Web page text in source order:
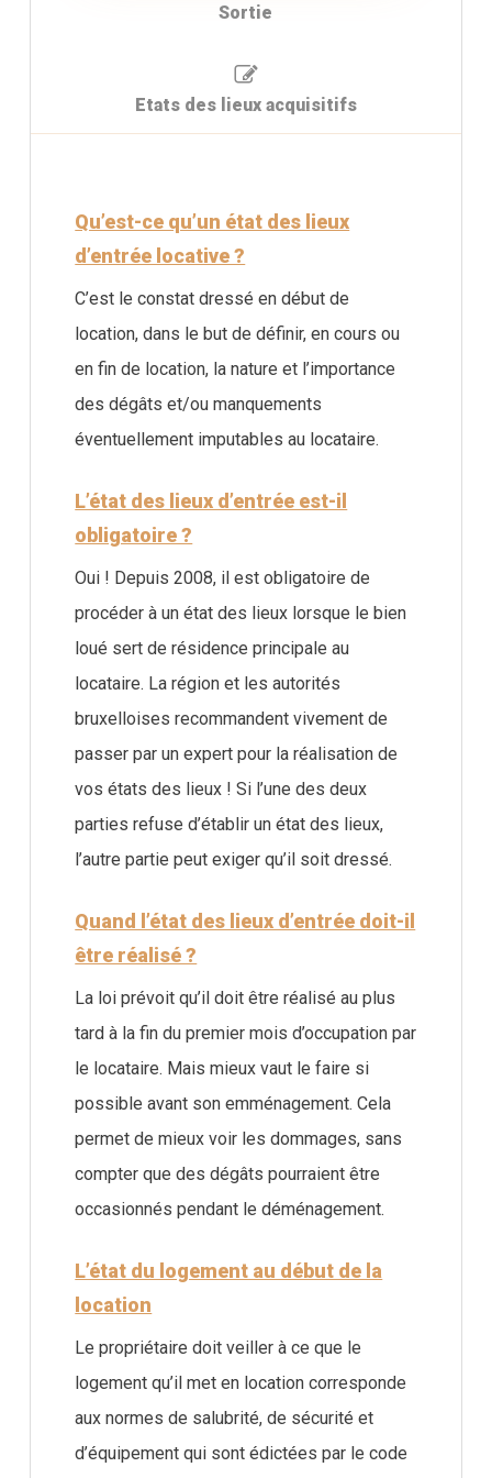
Sortie
Etats des lieux acquisitifs
Qu’est-ce qu’un état des lieux
d’entrée locative ?
C’est le constat dressé en début de
location, dans le but de définir, en cours ou
en fin de location, la nature et l’importance
des dégâts et/ou manquements
éventuellement imputables au locataire.
L’état des lieux d’entrée est-il
obligatoire ?
Oui ! Depuis 2008, il est obligatoire de
procéder à un état des lieux lorsque le bien
loué sert de résidence principale au
locataire. La région et les autorités
bruxelloises recommandent vivement de
passer par un expert pour la réalisation de
vos états des lieux ! Si l’une des deux
parties refuse d’établir un état des lieux,
l’autre partie peut exiger qu’il soit dressé.
Quand l’état des lieux d’entrée doit-il
être réalisé ?
La loi prévoit qu’il doit être réalisé au plus
tard à la fin du premier mois d’occupation par
le locataire. Mais mieux vaut le faire si
possible avant son emménagement. Cela
permet de mieux voir les dommages, sans
compter que des dégâts pourraient être
occasionnés pendant le déménagement.
L’état du logement au début de la
location
Le propriétaire doit veiller à ce que le
logement qu’il met en location corresponde
aux normes de salubrité, de sécurité et
d’équipement qui sont édictées par le code